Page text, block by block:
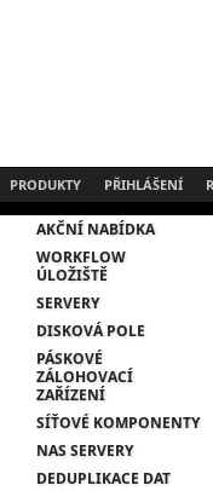
PRODUKTY PŘIHLÁŠENÍ
AKČNÍ NABÍDKA
WORKFLOW
ÚLOŽIŠTĚ
SERVERY
DISKOVÁ POLE
PÁSKOVÉ
ZÁLOHOVACÍ
ZAŘÍZENÍ
SÍŤOVÉ KOMPONENTY
NAS SERVERY
DEDUPLIKACE DAT